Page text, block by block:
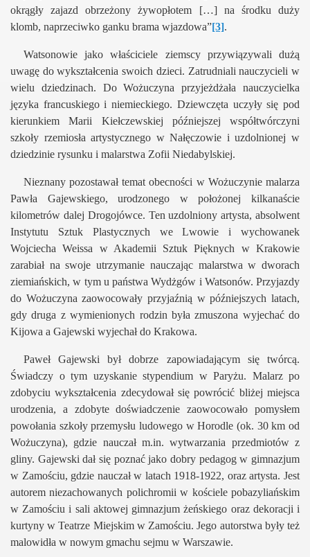
okrągły zajazd obrzeżony żywopłotem […] na środku duży
klomb, naprzeciwko ganku brama wjazdowa”[3].
Watsonowie jako właściciele ziemscy przywiązywali dużą
uwagę do wykształcenia swoich dzieci. Zatrudniali nauczycieli w
wielu dziedzinach. Do Wożuczyna przyjeżdżała nauczycielka
języka francuskiego i niemieckiego. Dziewczęta uczyły się pod
kierunkiem Marii Kiełczewskiej późniejszej współtwórczyni
szkoły rzemiosła artystycznego w Nałęczowie i uzdolnionej w
dziedzinie rysunku i malarstwa Zofii Niedabylskiej.
Nieznany pozostawał temat obecności w Wożuczynie malarza
Pawła Gajewskiego, urodzonego w położonej kilkanaście
kilometrów dalej Drogojówce. Ten uzdolniony artysta, absolwent
Instytutu Sztuk Plastycznych we Lwowie i wychowanek
Wojciecha Weissa w Akademii Sztuk Pięknych w Krakowie
zarabiał na swoje utrzymanie nauczając malarstwa w dworach
ziemiańskich, w tym u państwa Wydżgów i Watsonów. Przyjazdy
do Wożuczyna zaowocowały przyjaźnią w późniejszych latach,
gdy druga z wymienionych rodzin była zmuszona wyjechać do
Kijowa a Gajewski wyjechał do Krakowa.
Paweł Gajewski był dobrze zapowiadającym się twórcą.
Świadczy o tym uzyskanie stypendium w Paryżu. Malarz po
zdobyciu wykształcenia zdecydował się powrócić bliżej miejsca
urodzenia, a zdobyte doświadczenie zaowocowało pomysłem
powołania szkoły przemysłu ludowego w Horodle (ok. 30 km od
Wożuczyna), gdzie nauczał m.in. wytwarzania przedmiotów z
gliny. Gajewski dał się poznać jako dobry pedagog w gimnazjum
w Zamościu, gdzie nauczał w latach 1918-1922, oraz artysta. Jest
autorem niezachowanych polichromii w kościele pobazyliańskim
w Zamościu i sali aktowej gimnazjum żeńskiego oraz dekoracji i
kurtyny w Teatrze Miejskim w Zamościu. Jego autorstwa były też
malowidła w nowym gmachu sejmu w Warszawie.